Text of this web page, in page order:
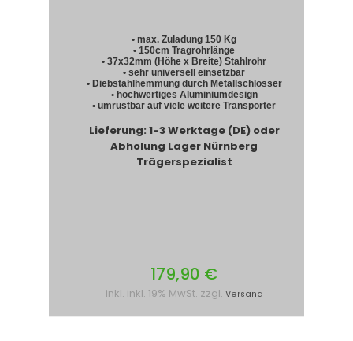
• max. Zuladung 150 Kg
• 150cm Tragrohrlänge
• 37x32mm (Höhe x Breite) Stahlrohr
• sehr universell einsetzbar
• Diebstahlhemmung durch Metallschlösser
• hochwertiges Aluminiumdesign
• umrüstbar auf viele weitere Transporter
Lieferung: 1-3 Werktage (DE) oder
Abholung Lager Nürnberg
Trägerspezialist
179,90 €
inkl. inkl. 19% MwSt. zzgl. Versand